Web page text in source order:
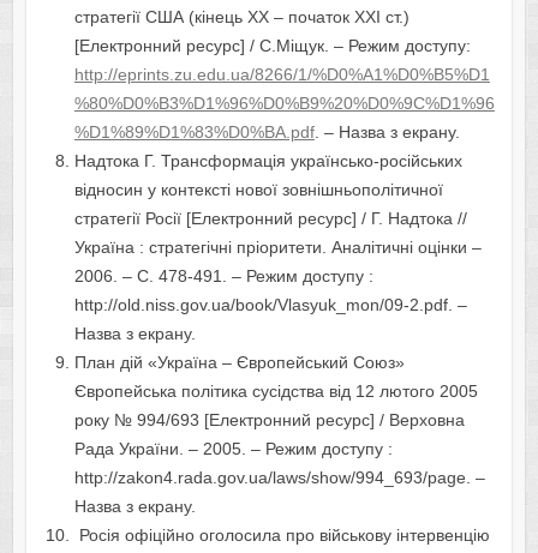
стратегії США (кінець ХХ – початок ХХІ ст.)
[Електронний ресурс] / С.Міщук. – Режим доступу:
http://eprints.zu.edu.ua/8266/1/%D0%A1%D0%B5%D1
%80%D0%B3%D1%96%D0%B9%20%D0%9C%D1%96
%D1%89%D1%83%D0%BA.pdf. – Назва з екрану.
Надтока Г. Трансформація українсько-російських
відносин у контексті нової зовнішньополітичної
стратегії Росії [Електронний ресурс] / Г. Надтока //
Україна : стратегічні пріоритети. Аналітичні оцінки –
2006. – С. 478-491. – Режим доступу :
http://old.niss.gov.ua/book/Vlasyuk_mon/09-2.pdf. –
Назва з екрану.
План дій «Україна – Європейський Союз»
Європейська політика сусідства від 12 лютого 2005
року № 994/693 [Електронний ресурс] / Верховна
Рада України. – 2005. – Режим доступу :
http://zakon4.rada.gov.ua/laws/show/994_693/page. –
Назва з екрану.
Росія офіційно оголосила про військову інтервенцію